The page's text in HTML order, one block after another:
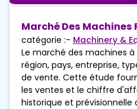
Marché Des Machines
catégorie :- Machinery &
Le marché des machines
région, pays, entreprise,
de vente. Cette étude
les ventes et le chiffre
historique et prévisionnelle